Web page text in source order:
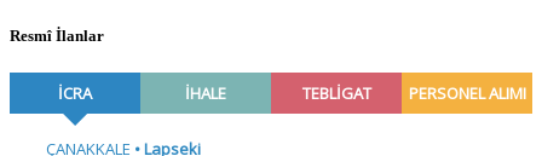
Resmî İlanlar